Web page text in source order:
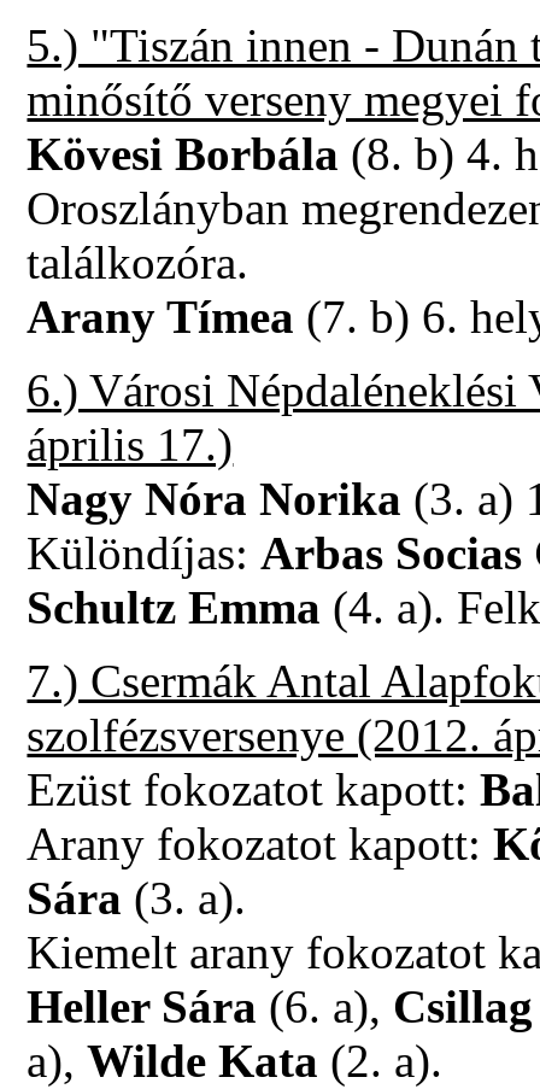
5.) "Tiszán innen - Dunán
minősítő verseny megyei
Kövesi Borbála (8. b) 4.
Oroszlányban
találkozóra.
Arany Tímea (7. b) 6.
6.) Városi Népdaléneklési
április 17.)
Nagy Nóra Norika (3. a)
Különdíjas:Arbas
Schultz Emma (4. a).
7.) Csermák Antal
szolfézsversenye (2012.
Ezüst fokozatot kapott:
Arany fokozatot kapott:
Sára (3. a).
Kiemelt arany fokozatot
Heller Sára (6. a),
a),Wilde Kata (2. a).